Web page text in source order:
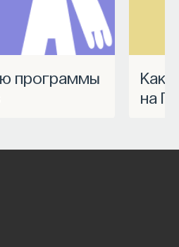
Как запустить спецпроект
на